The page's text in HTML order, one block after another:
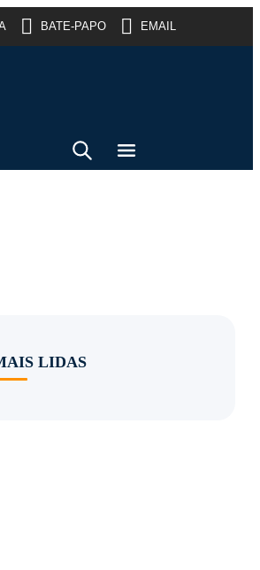
BATE-PAPO EMAIL
LIDAS